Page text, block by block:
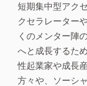
短期集中型アク
クセラレーター
くのメンター陣
へと成長するた
性起業家や成長
方々や、ソーシ